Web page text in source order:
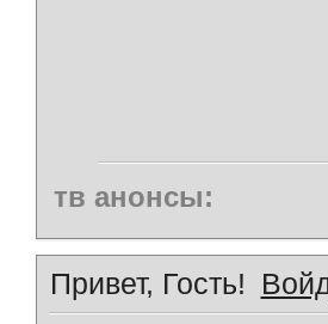
тв анонсы:
Привет, Гость!